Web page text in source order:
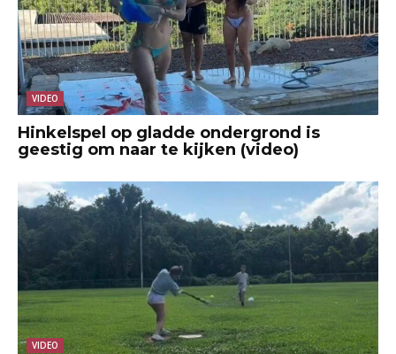
VIDEO
Hinkelspel op gladde ondergrond is
geestig om naar te kijken (video)
VIDEO